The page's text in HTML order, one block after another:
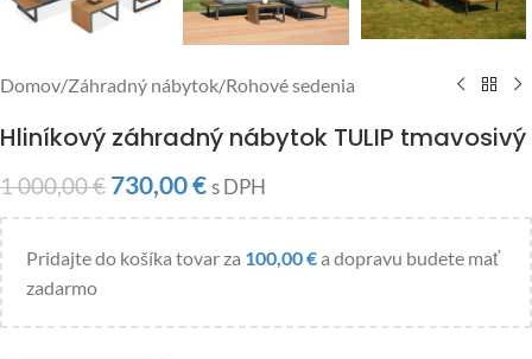
Domov/Záhradný nábytok/Rohové sedenia
Hliníkový záhradný nábytok TULIP tmavosivý
1 000,00€ 730,00€ s DPH
Pridajte do košíka tovar za 100,00€a dopravu budete mať
zadarmo